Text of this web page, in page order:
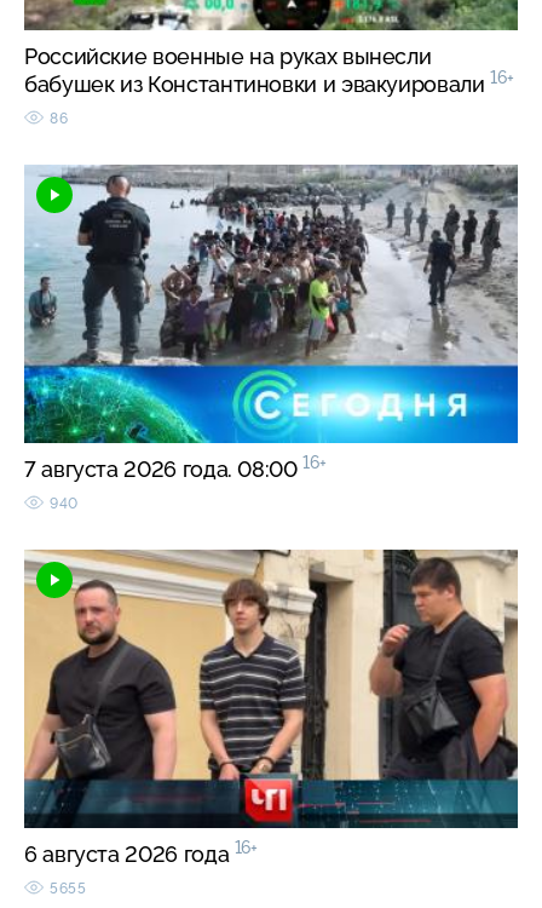
Российские военные на руках вынесли
бабушек из Константиновки и эвакуировали 16+
86
7 августа 2026 года. 08:00 16+
940
6 августа 2026 года 16+
5655